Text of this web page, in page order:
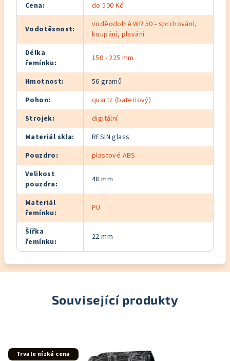
Cena: do 500 Kč
Vodotěsnost:
voděodolné WR 50 - sprchování,
koupání, plavání
Délka
řemínku: 150 - 225 mm
Hmotnost:
56 gramů
Pohon:
quartz (bateriový)
Strojek:
digitální
Materiál skla:
RESIN glass
Pouzdro:
plastové ABS
Velikost
pouzdra: 48 mm
Materiál
řemínku: PU
Šířka
řemínku: 22 mm
Související produkty
Trvale nízká cena